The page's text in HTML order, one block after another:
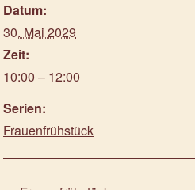
Datum:
30. Mai 2029
Zeit:
10:00 – 12:00
Serien:
Frauenfrühstück